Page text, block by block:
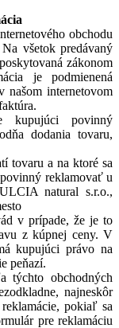
obchodu
všetok predávaný
zákonom
je podmienená
našom internetovom
kupujúci povinný
dodania tovaru,
tovaru a na ktoré sa
reklamovať u
natural s.r.o.,
v prípade, že je to
z kúpnej ceny. V
kupujúci právo na
peňazí.
týchto obchodných
najneskôr
pokiaľ sa
pre reklamáciu